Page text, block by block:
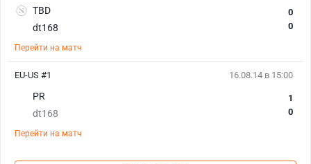
TBD
dt168
0
0
Перейти на матч
16.08.14 в 15:00
PR
dt168
1
0
Перейти на матч
EU-US #1